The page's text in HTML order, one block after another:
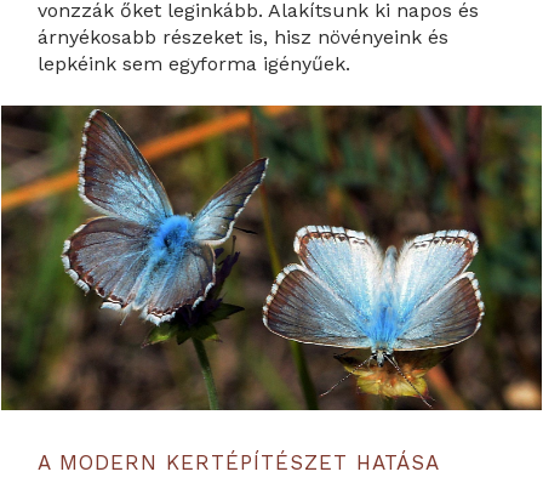
vonzzák őket leginkább. Alakítsunk ki napos és
árnyékosabb részeket is, hisz növényeink és
lepkéink sem egyforma igényűek.
A MODERN KERTÉPÍTÉSZET HATÁSA